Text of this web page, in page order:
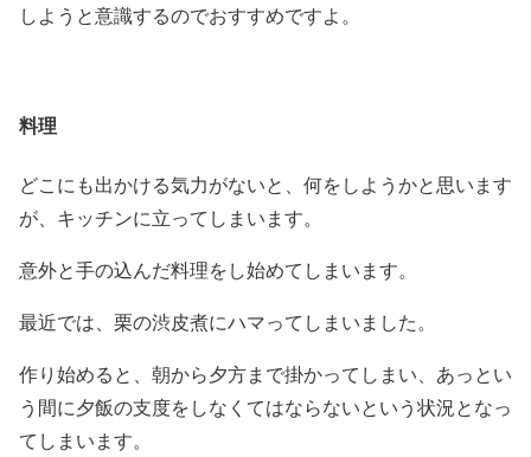
しようと意識するのでおすすめですよ。
料理
どこにも出かける気力がないと、何をしようかと思います
が、キッチンに立ってしまいます。
意外と手の込んだ料理をし始めてしまいます。
最近では、栗の渋皮煮にハマってしまいました。
作り始めると、朝から夕方まで掛かってしまい、あっとい
う間に夕飯の支度をしなくてはならないという状況となっ
てしまいます。